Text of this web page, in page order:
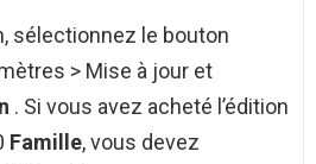
sélectionnez le bouton
> Mise à jour et
. Si vous avez acheté l’édition
Famille, vous devez